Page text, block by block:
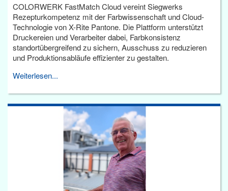
COLORWERK FastMatch Cloud vereint Siegwerks
Rezepturkompetenz mit der Farbwissenschaft und Cloud-
Technologie von X-Rite Pantone. Die Plattform unterstützt
Druckereien und Verarbeiter dabei, Farbkonsistenz
standortübergreifend zu sichern, Ausschuss zu reduzieren
und Produktionsabläufe effizienter zu gestalten.
Weiterlesen...